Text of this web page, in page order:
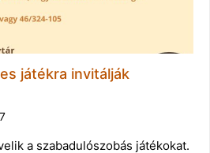
játékra invitálják
a szabadulószobás játékokat.